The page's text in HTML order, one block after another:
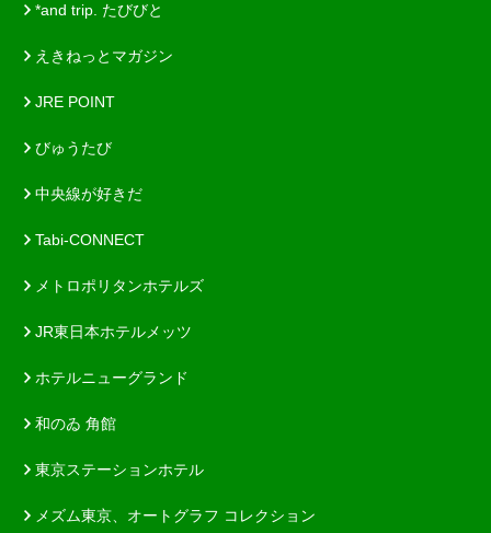
*and trip. たびびと
えきねっとマガジン
JRE POINT
びゅうたび
中央線が好きだ
Tabi-CONNECT
メトロポリタンホテルズ
JR東日本ホテルメッツ
ホテルニューグランド
和のゐ 角館
東京ステーションホテル
メズム東京、オートグラフ コレクション